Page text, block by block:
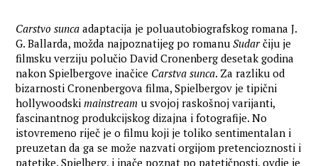
Carstvo sunca adaptacija je poluautobiografskog romana J.
G. Ballarda, možda najpoznatijeg po romanuSudarčiju je
filmsku verziju polučio David Cronenberg desetak godina
nakon Spielbergove inačice Carstva sunca. Za razliku od
bizarnosti Cronenbergova filma, Spielbergov je tipični
hollywoodskimainstream u svojoj raskošnoj varijanti,
fascinantnog produkcijskog dizajna i fotografije. No
istovremeno riječ je o filmu koji je toliko sentimentalan i
preuzetan da ga se može nazvati orgijom pretencioznosti i
patetike. Spielberg, i inače poznat po patetičnosti, ovdje je